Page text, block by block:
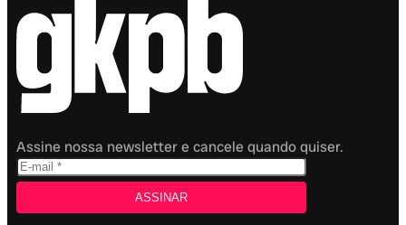
Assine nossa newsletter e cancele quando quiser.